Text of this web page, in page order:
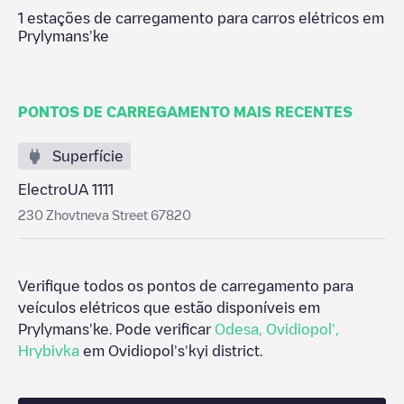
1 estações de carregamento para carros elétricos em
Prylymans'ke
PONTOS DE CARREGAMENTO MAIS RECENTES
Superfície
ElectroUA 1111
230 Zhovtneva Street 67820
Verifique todos os pontos de carregamento para
veículos elétricos que estão disponíveis em
Prylymans'ke . Pode verificar Odesa Ovidiopol'
Hrybivka em Ovidiopol's'kyi district